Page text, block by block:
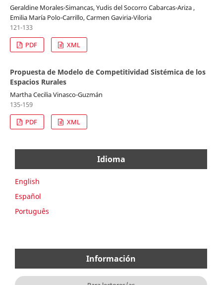
Geraldine Morales-Simancas, Yudis del Socorro Cabarcas-Ariza ,
Emilia María Polo-Carrillo, Carmen Gaviria-Viloria
121-133
PDF
XML
Propuesta de Modelo de Competitividad Sistémica de los
Espacios Rurales
Martha Cecilia Vinasco-Guzmán
135-159
PDF
XML
Idioma
English
Español
Português
Información